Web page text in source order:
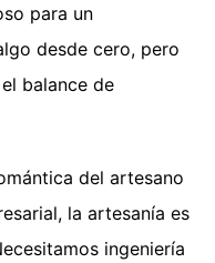
para un
desde cero, pero
balance de
del artesano
la artesanía es
ingeniería